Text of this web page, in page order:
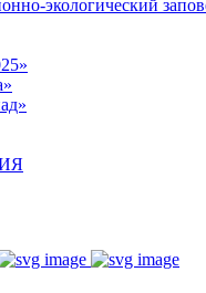
экологический